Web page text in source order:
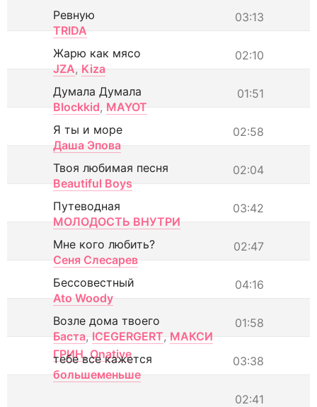
03:13
Ревную
TRIDA
02:10
Жарю как мясо
JZA, Kiza
01:51
Думала Думала
Blockkid, MAYOT
02:58
Я ты и море
Даша Эпова
02:04
Твоя любимая песня
Beautiful Boys
03:42
Путеводная
МОЛОДОСТЬ ВНУТРИ
02:47
Мне кого любить?
Сеня Слесарев
04:16
Бессовестный
Ato Woody
01:58
Возле дома твоего
Баста, ICEGERGERT, МАКСИ
ГРИН, Onative 03:38
тебе все кажется
большеменьше
02:41